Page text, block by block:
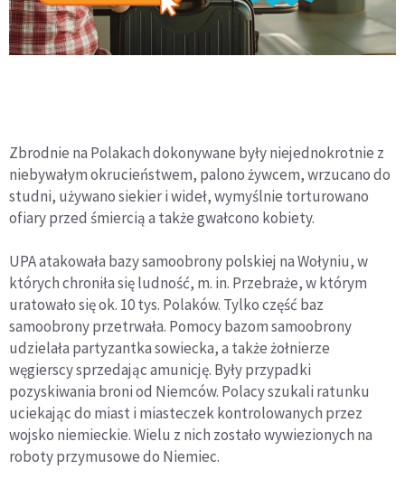
Zbrodnie na Polakach dokonywane były niejednokrotnie z
niebywałym okrucieństwem, palono żywcem, wrzucano do
studni, używano siekier i wideł, wymyślnie torturowano
ofiary przed śmiercią a także gwałcono kobiety.
UPA atakowała bazy samoobrony polskiej na Wołyniu, w
których chroniła się ludność, m. in. Przebraże, w którym
uratowało się ok. 10 tys. Polaków. Tylko część baz
samoobrony przetrwała. Pomocy bazom samoobrony
udzielała partyzantka sowiecka, a także żołnierze
węgierscy sprzedając amunicję. Były przypadki
pozyskiwania broni od Niemców. Polacy szukali ratunku
uciekając do miast i miasteczek kontrolowanych przez
wojsko niemieckie. Wielu z nich zostało wywiezionych na
roboty przymusowe do Niemiec.